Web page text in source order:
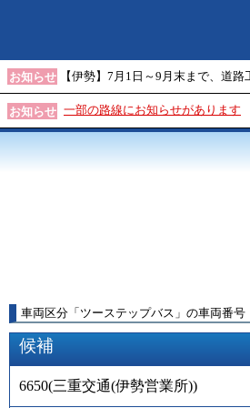
お知らせ 【伊勢】7月1日～9月末まで、道
お知らせ 一部の路線にお知らせがあります
車両区分 「 ツーステップバス 」 の車両番号
候補
6650(三重交通(伊勢営業所))